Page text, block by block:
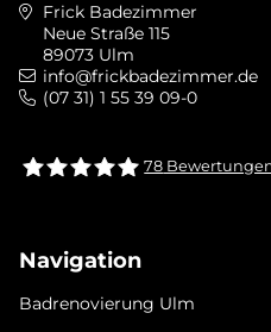
Frick Badezimmer
Neue Straße 115
89073 Ulm
info@frickbadezimmer.de
(07 31) 1 55 39 09-0
78
Navigation
Badrenovierung Ulm